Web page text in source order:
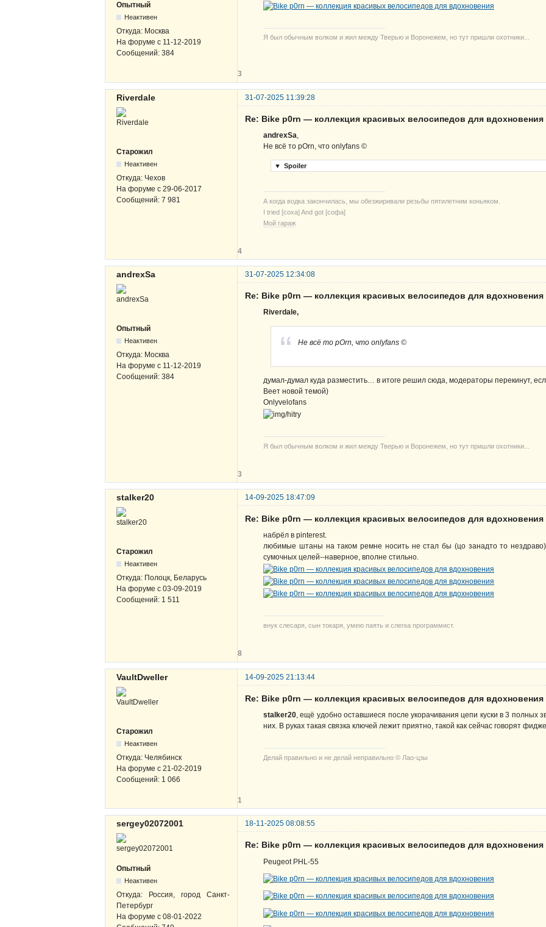
Опытный
Неактивен
Откуда: Москва
На форуме с 11-12-2019
Сообщений: 384
Я был обычным волком и жил между Тверью и Воронежем, но тут пришли охотники...
3
Riverdale 31-07-2025 11:39:28
Старожил
Неактивен
Откуда: Чехов
На форуме с 29-06-2017
Сообщений: 7 981
Re: Bike р0rn — коллекция красивых велосипедов для вдохновения
andrexSa,
Не всё то pOrn, что onlyfans ©
▼ Spoiler
А когда водка закончилась, мы обезжиривали резьбы пятилетним коньяком.
I tried [соха] And got [софа]
Мой гараж
4
andrexSa 31-07-2025 12:34:08
Опытный
Неактивен
Откуда: Москва
На форуме с 11-12-2019
Сообщений: 384
Re: Bike р0rn — коллекция красивых велосипедов для вдохновения
Riverdale,
Не всё то pOrn, что onlyfans ©
думал-думал куда разместить… в итоге решил сюда, модераторы перекинут,
Веет новой темой)
Onlyvelofans
Я был обычным волком и жил между Тверью и Воронежем, но тут пришли охотники...
3
stalker20 14-09-2025 18:47:09
Старожил
Неактивен
Откуда: Полоцк, Беларусь
На форуме с 03-09-2019
Сообщений: 1 511
Re: Bike р0rn — коллекция красивых велосипедов для вдохновения
набрёл в pinterest.
любимые штаны на таком ремне носить не стал бы (цо занадто то
сумочных целей--наверное, вполне стильно.
внук слесаря, сын токаря, умею паять и слегка программист.
8
VaultDweller 14-09-2025 21:13:44
Старожил
Неактивен
Откуда: Челябинск
На форуме с 21-02-2019
Сообщений: 1 066
Re: Bike р0rn — коллекция красивых велосипедов для вдохновения
stalker20, ещё удобно оставшиеся после укорачивания цепи куски в 3 полных
них. В руках такая связка ключей лежит приятно, такой как сейчас говорят
Делай правильно и не делай неправильно © Лао-цзы
1
sergey02072001 18-11-2025 08:08:55
Опытный
Неактивен
Откуда:
Россия, город Санкт-
Петербург
На форуме с 08-01-2022
Re: Bike р0rn — коллекция красивых велосипедов для вдохновения
Peugeot PHL-55